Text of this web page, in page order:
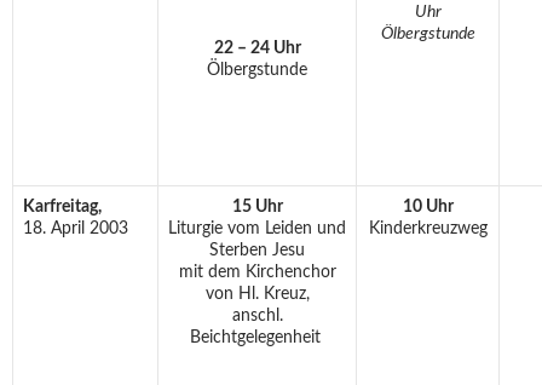
22 – 24 Uhr
Ölbergstunde
Uhr
Ölbergstunde
Karfreitag,
18. April 2003
15 Uhr
Liturgie vom Leiden und
Sterben Jesu
mit dem Kirchenchor
von Hl. Kreuz,
anschl.
Beichtgelegenheit
10 Uhr
Kinderkreuzweg